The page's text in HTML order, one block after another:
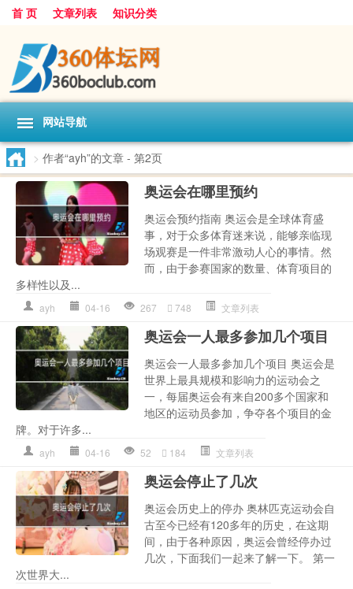
首 页 文章列表 知识分类
网站导航
> 作者“ayh”的文章 - 第2页
奥运会在哪里预约
奥运会预约指南 奥运会是全球体育盛
事，对于众多体育迷来说，能够亲临现
场观赛是一件非常激动人心的事情。然
而，由于参赛国家的数量、体育项目的
多样性以及...
ayh 04-16 267 748 文章列表
奥运会一人最多参加几个项目
奥运会一人最多参加几个项目 奥运会是
世界上最具规模和影响力的运动会之
一，每届奥运会有来自200多个国家和
地区的运动员参加，争夺各个项目的金
牌。对于许多...
ayh 04-16 52 184 文章列表
奥运会停止了几次
奥运会历史上的停办 奥林匹克运动会自
古至今已经有120多年的历史，在这期
间，由于各种原因，奥运会曾经停办过
几次，下面我们一起来了解一下。 第一
次世界大...